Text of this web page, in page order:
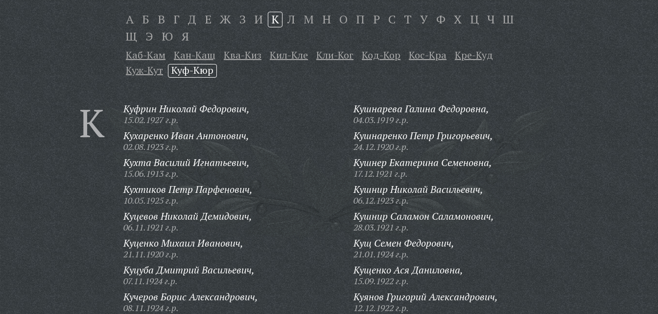
А Б В Г Д Е Ж З И К Л М Н О П Р С Т У Ф Х Ц Ч Ш
Щ Э Ю Я
Каб-Кам Кан-Кащ Ква-Киз Кил-Кле Кли-Ког Код-Кор Кос-Кра
Кре-Куд
Куж-Кут
Куф-Кюр
К Куфрин Николай Федорович,
15.02.1927 г.р.
Кухаренко Иван Антонович,
02.08.1923 г.р.
Кухта Василий Игнатьевич,
15.06.1913 г.р.
Кухтиков Петр Парфенович,
10.05.1925 г.р.
Куцевов Николай Демидович,
06.11.1921 г.р.
Куценко Михаил Иванович,
21.11.1920 г.р.
Куцуба Дмитрий Васильевич,
07.11.1924 г.р.
Кучеров Борис Александрович,
08.11.1924 г.р.
Кушнарева Галина Федоровна,
04.03.1919 г.р.
Кушнаренко Петр Григорьевич,
24.12.1920 г.р.
Кушнер Екатерина Семеновна,
17.12.1921 г.р.
Кушнир Николай Васильевич,
06.12.1923 г.р.
Кушнир Саламон Саламонович,
28.03.1921 г.р.
Кущ Семен Федорович,
21.01.1924 г.р.
Кущенко Ася Даниловна,
15.09.1922 г.р.
Куянов Григорий Александрович,
12.12.1922 г.р.